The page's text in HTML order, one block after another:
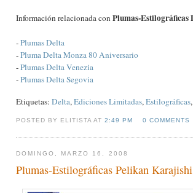
Información relacionada con Plumas-
-Plumas Delta
-Pluma Delta Monza 80 Aniversario
-Plumas Delta Venezia
-Plumas Delta Segovia
Etiquetas: Delta,Ediciones Limitadas,Estilográficas
POSTED BY ELITISTA AT2:49 PM 0 COMMENTS
DOMINGO, MARZO 16, 2008
Plumas-Estilográficas Pelikan Karajishi